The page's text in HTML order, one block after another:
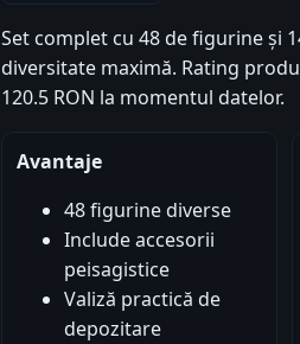
Set complet cu 48 de figurine și
diversitate maximă. Rating
120.5 RON la momentul datelor.
Avantaje
48 figurine diverse
Include accesorii
peisagistice
Valiză practică de
depozitare